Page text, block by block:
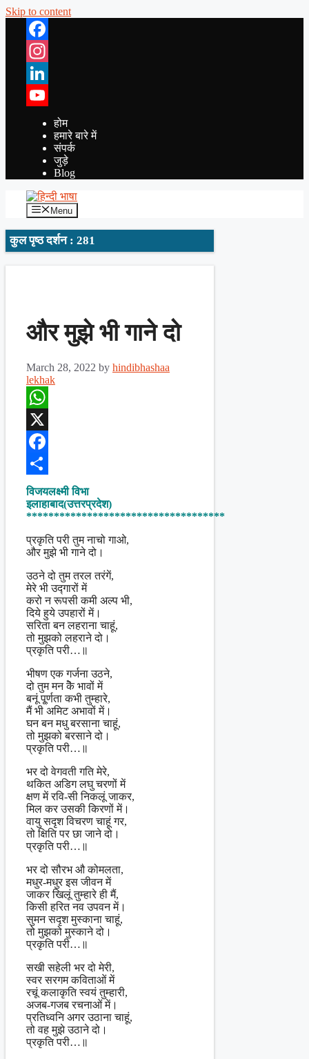
Skip to content
Facebook
Instagram
LinkedIn
YouTube
होम
हमारे बारे में
संपर्क
जुड़े
Blog
Menu
कुल पृष्ठ दर्शन : 281
और मुझे भी गाने दो
March 28, 2022 by hindibhashaa
lekhak
WhatsApp
X
Facebook
Share
विजयलक्ष्मी विभा
इलाहाबाद(उत्तरप्रदेश)
************************************
प्रकृति परी तुम नाचो गाओ,
और मुझे भी गाने दो।
उठने दो तुम तरल तरंगें,
मेरे भी उद्गारों में
करो न रूपसी कमी अल्प भी,
दिये हुये उपहारों में।
सरिता बन लहराना चाहूं,
तो मुझको लहराने दो।
प्रकृति परी…॥
भीषण एक गर्जना उठने,
दो तुम मन केॆ भावों में
बनूं पू्र्णता कभी तुम्हारे,
मैं भी अमिट अभावों में।
घन बन मधु बरसाना चाहूं,
तो मुझको बरसाने दो।
प्रकृति परी…॥
भर दो वेगवती गति मेरे,
थकित अडिग लघु चरणों में
क्षण में रवि-सी निकलूं जाकर,
मिल कर उसकी किरणों में।
वायु सदृश विचरण चाहूं गर,
तो क्षिति पर छा जाने दो।
प्रकृति परी…॥
भर दो सौरभ औ कोमलता,
मधुर-मधुर इस जीवन में
जाकर खिलूं तुम्हारे ही मैं,
किसी हरित नव उपवन में।
सुमन सदृश मुस्काना चाहूं,
तो मुझको मुस्काने दो।
प्रकृति परी…॥
सखी सहेली भर दो मेरी,
स्वर सरगम कविताओं में
रचूं कलाकृति स्वयं तुम्हारी,
अजब-गजब रचनाओं में।
प्रतिध्वनि अगर उठाना चाहूं,
तो वह मुझे उठाने दो।
प्रकृति परी…॥